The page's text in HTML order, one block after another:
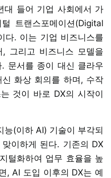
대 들어 기업 사회에서 가
트랜스포메이션(Digital
. 이는 기업 비즈니스를
그리고 비즈니스 모델을
문서를 종이 대신 클라우
화상 회의를 하며, 수작
것이 바로 DX의 시작이
(이하 AI) 기술이 부각되
이하게 된다. 기존의 DX
털화하여 업무 효율을 높
, AI 도입 이후의 DX는 예